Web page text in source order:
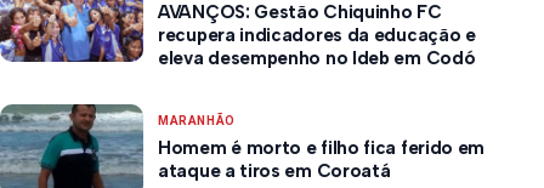
AVANÇOS: Gestão Chiquinho FC
recupera indicadores da educação e
eleva desempenho no Ideb em Codó
MARANHÃO
Homem é morto e filho fica ferido em
ataque a tiros em Coroatá